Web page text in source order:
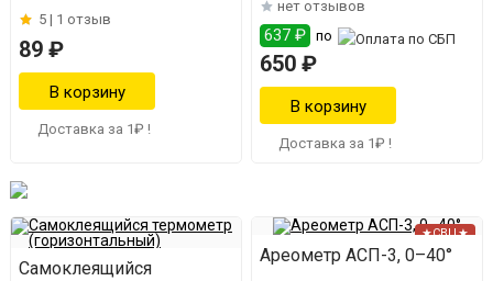
5 | 1 отзыв
89 ₽
Доставка за 1₽ !
нет отзывов
637 ₽ по
650 ₽
Доставка за 1₽ !
Самоклеящийся
★СВЦ★
Ареометр АСП-3, 0–40°